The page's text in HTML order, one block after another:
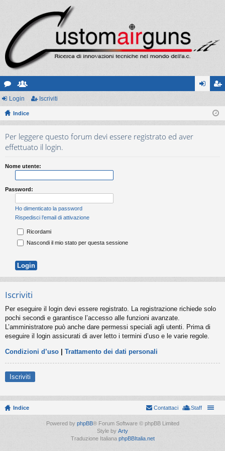
or
u
sc
ritt riv
Login Iscriviti
Indice
Per leggere questo forum devi essere registrato ed aver
effettuato il login.
Nome utente:
Password:
Ho dimenticato la password
Rispedisci l’email di attivazione
Ricordami
Nascondi il mio stato per questa sessione
Iscriviti
Per eseguire il login devi essere registrato. La registrazione richiede solo
pochi secondi e garantisce l’accesso alle funzioni avanzate.
L’amministratore può anche dare permessi speciali agli utenti. Prima di
eseguire il login assicurati di aver letto i termini d’uso e le varie regole.
Condizioni d’uso Trattamento dei dati personali
Iscriviti
Indice Staff
Contattaci
Powered by phpBB® Forum Software © phpBB Limited
Style by Arty
Traduzione Italiana phpBBItalia.net